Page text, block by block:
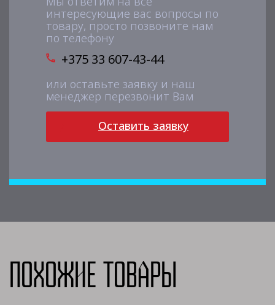
интересующие вас вопросы по
товару, просто позвоните нам
по телефону
+375 33 607-43-44
или оставьте заявку и наш
менеджер перезвонит Вам
Оставить заявку
Похожие товары